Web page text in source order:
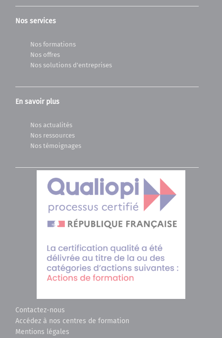
Nos services
Nos formations
Nos offres
Nos solutions d'entreprises
En savoir plus
Nos actualités
Nos ressources
Nos témoignages
Contactez-nous
Accédez à nos centres de formation
Mentions légales